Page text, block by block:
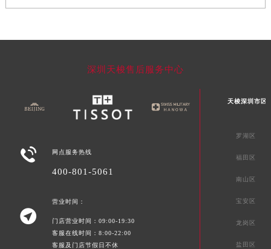
深圳天梭售后服务中心
 网点服务热线
400-801-5061

营业时间：
门店营业时间：09:00-19:30
客服在线时间：8:00-22:00
客服及门店节假日不休
天梭深圳市区
罗湖区
福田区
南山区
宝安区
龙岗区
盐田区